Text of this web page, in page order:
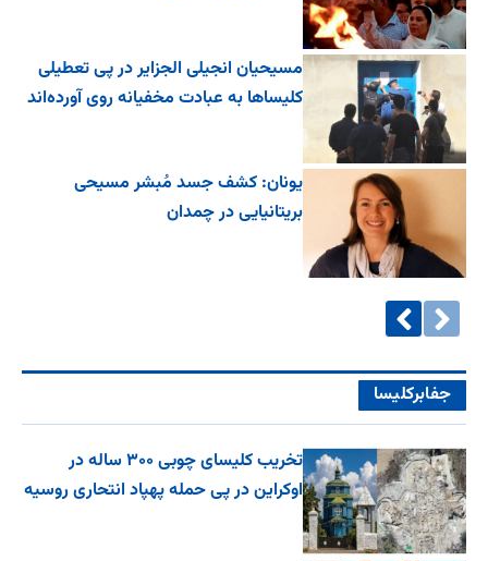
مسیحیان انجیلی الجزایر در پی تعطیلی
کلیساها به عبادت مخفیانه روی آورده‌اند
یونان: کشف جسد مُبشر مسیحی
بریتانیایی در چمدان
جفا‌بر‌کلیسا
تخریب کلیسای چوبی ۳۰۰ ساله در
اوکراین در پی حمله پهپاد انتحاری روسیه